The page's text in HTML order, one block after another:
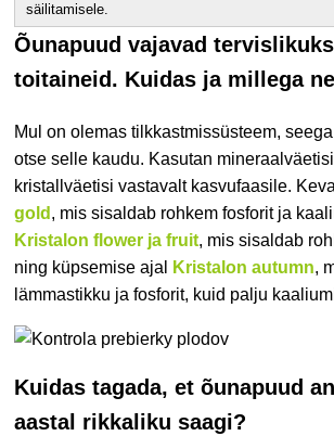
säilitamisele.
Õunapuud vajavad
toitaineid. Kuidas ja millega
Mul on olemas tilkkastmissüsteem,
otse selle kaudu. Kasutan
kristallväetisi vastavalt kasvufaasile.
gold , mis sisaldab rohkem fosforit ja
Kristalon flower ja fruit, mis sisaldab
ning küpsemise ajal
Kristalon autumn,
lämmastikku ja fosforit, kuid palju
Kuidas tagada, et õunapuud
aastal rikkaliku saagi?